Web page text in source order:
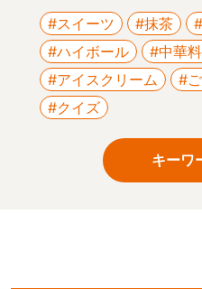
#スイーツ #抹茶
#ハイボール
#中華
#アイスクリーム
#
#クイズ
キーワ